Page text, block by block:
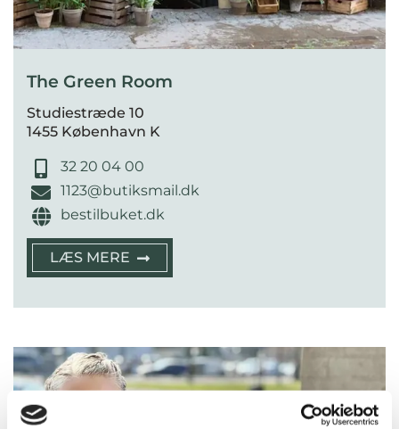
The Green Room
Studiestræde 10
1455 København K
32 20 04 00
1123@butiksmail.dk
bestilbuket.dk
LÆS MERE